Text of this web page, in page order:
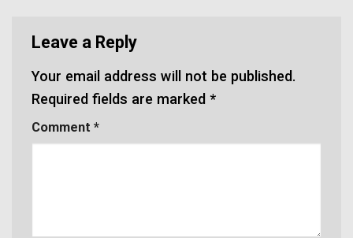
Leave a Reply
Your email address will not be published.
Required fields are marked *
Comment *